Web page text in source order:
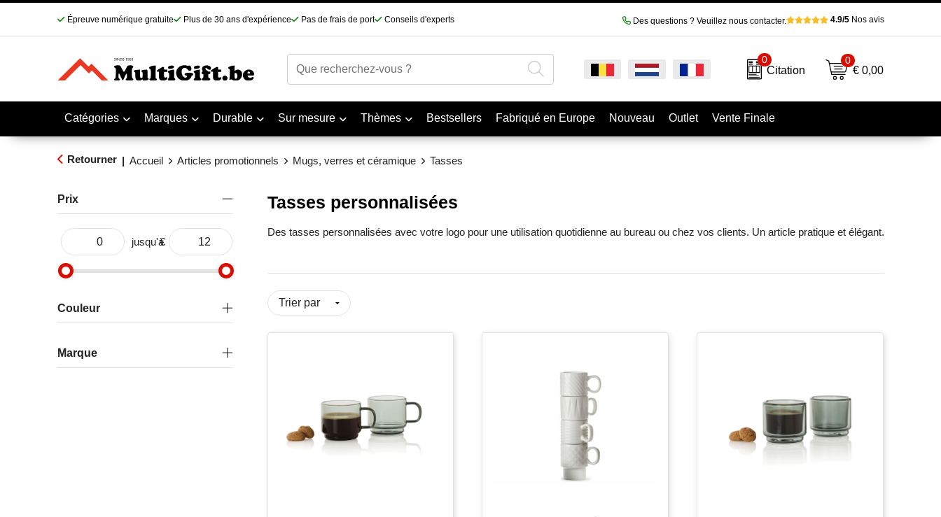
Épreuve numérique gratuite Plus de 30 ans d'expérience Pas de frais de port Conseils d'experts Des questions ? Veuillez nous contacter. 4.9/5Nos avis
0
Citation
0
€ 0,00
Catégories Marques Durable Sur mesure Thèmes Bestsellers Fabriqué en Europe Nouveau Outlet Vente Finale
Retourner | Accueil Articles promotionnels Mugs, verres et céramique Tasses
Prix
jusqu'à€
Couleur
Marque
Tasses personnalisées
Des tasses personnalisées avec votre logo pour une utilisation quotidienne au bureau ou chez vos clients. Un article pratique et élégant.